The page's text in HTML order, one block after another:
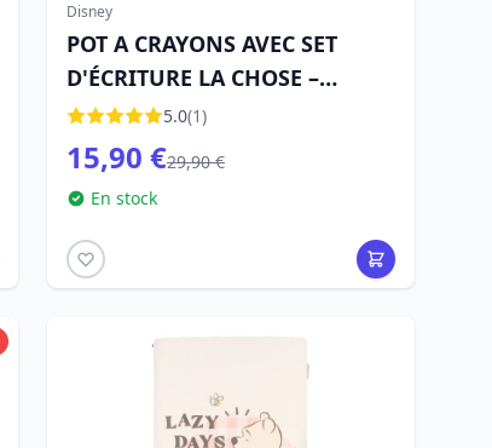
Disney
POT A CRAYONS AVEC SET
D'ÉCRITURE LA CHOSE –
MERCREDI5.0(1)
15,90 €29,90 €
En stock